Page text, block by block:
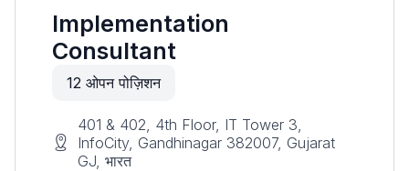
Implementation
Consultant
12 ओपन पोज़िशन
401 & 402, 4th Floor, IT Tower 3,
InfoCity, Gandhinagar 382007, Gujarat
GJ, भारत